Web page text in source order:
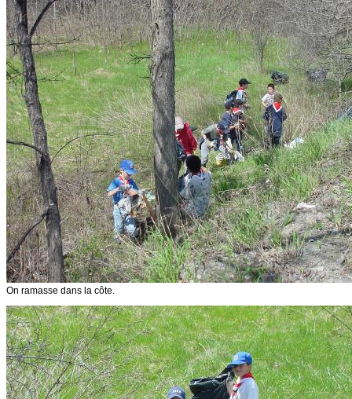
On ramasse dans la côte.